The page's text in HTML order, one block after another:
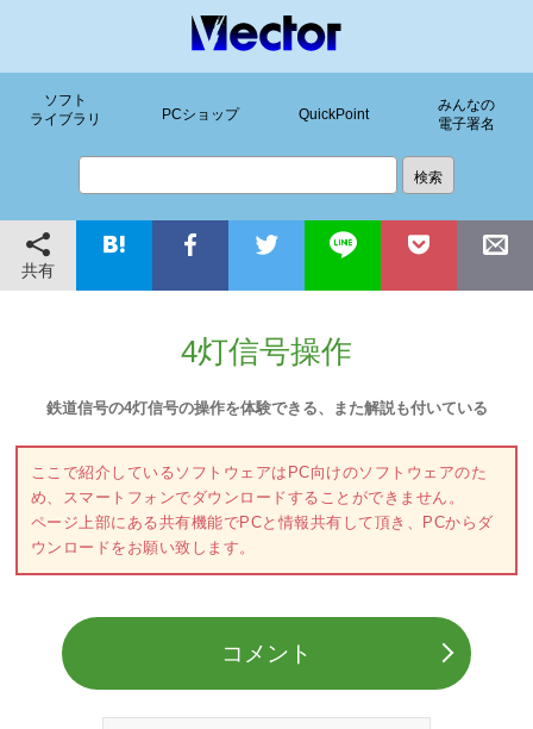
ソフト
ライブラリ
PCショップ QuickPoint
みんなの
電子署名
共有
4灯信号操作
鉄道信号の4灯信号の操作を体験できる、また解説も付いている
ここで紹介しているソフトウェアはPC向けのソフトウェアのた
め、スマートフォンでダウンロードすることができません。
ページ上部にある共有機能でPCと情報共有して頂き、PCからダ
ウンロードをお願い致します。
コメント